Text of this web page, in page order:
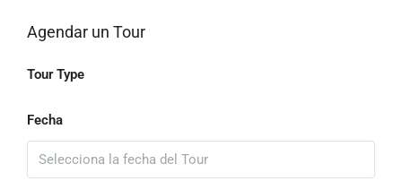
Agendar un Tour
Tour Type
Fecha